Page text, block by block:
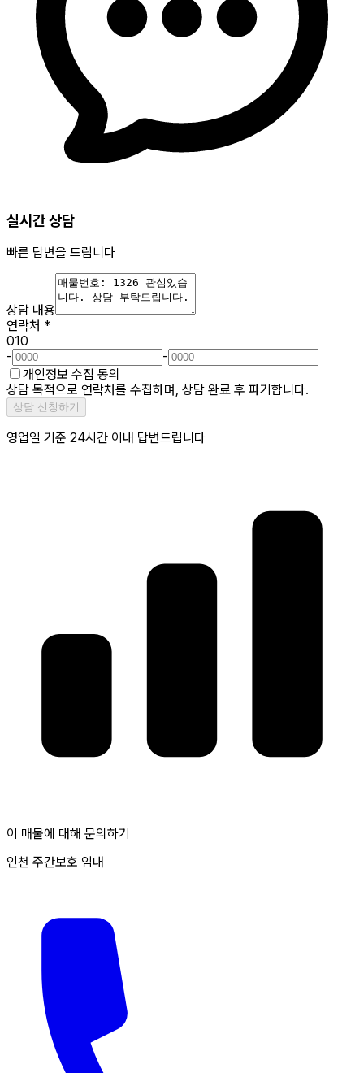
실시간 상담
빠른 답변을 드립니다
상담 내용
연락처 *
010
-
-
개인정보 수집 동의
상담 목적으로 연락처를 수집하며, 상담 완료 후 파기합니다.
상담 신청하기
영업일 기준 24시간 이내 답변드립니다
이 매물에 대해 문의하기
인천 주간보호 임대